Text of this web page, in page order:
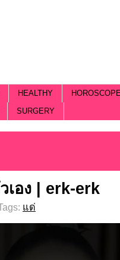
HEALTHY
SURGERY
เอง | erk-erk
แด่